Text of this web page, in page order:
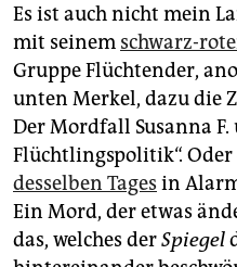
Es ist auch nicht mein
mit seinem schwarz-
Gruppe Flüchtender,
unten Merkel, dazu die
Der Mordfall Susanna
Flüchtlingspolitik“.
desselben Tages in
Ein Mord, der etwas
das, welches derSpiegel